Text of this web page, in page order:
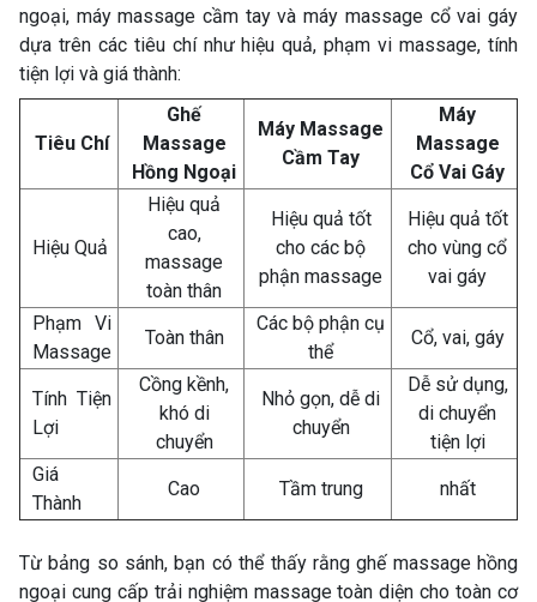
ngoại, máy massage cầm tay và máy massage cổ vai gáy
dựa trên các tiêu chí như hiệu quả, phạm vi massage, tính
tiện lợi và giá thành:
Tiêu Chí
Ghế
Massage
Hồng Ngoại
Máy Massage
Cầm Tay
Máy
Massage
Cổ Vai Gáy
Hiệu Quả
Hiệu quả
cao,
massage
toàn thân
Hiệu quả tốt
cho các bộ
phận massage
Hiệu quả tốt
cho vùng cổ
vai gáy
Phạm Vi
Massage
Toàn thân
Các bộ phận cụ
thể
Cổ, vai, gáy
Tính Tiện
Lợi
Cồng kềnh,
khó di
chuyển
Nhỏ gọn, dễ di
chuyển
Dễ sử dụng,
di chuyển
tiện lợi
Giá
Thành
Cao Tầm trung nhất
Từ bảng so sánh, bạn có thể thấy rằng ghế massage hồng
ngoại cung cấp trải nghiệm massage toàn diện cho toàn cơ